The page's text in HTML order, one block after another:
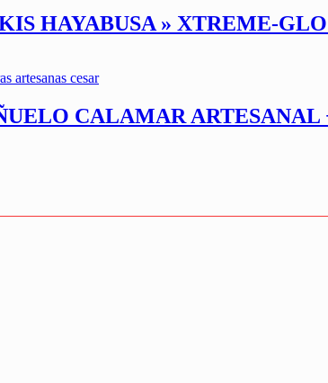
HAYABUSA » XTREME-GLO
CALAMAR ARTESANAL